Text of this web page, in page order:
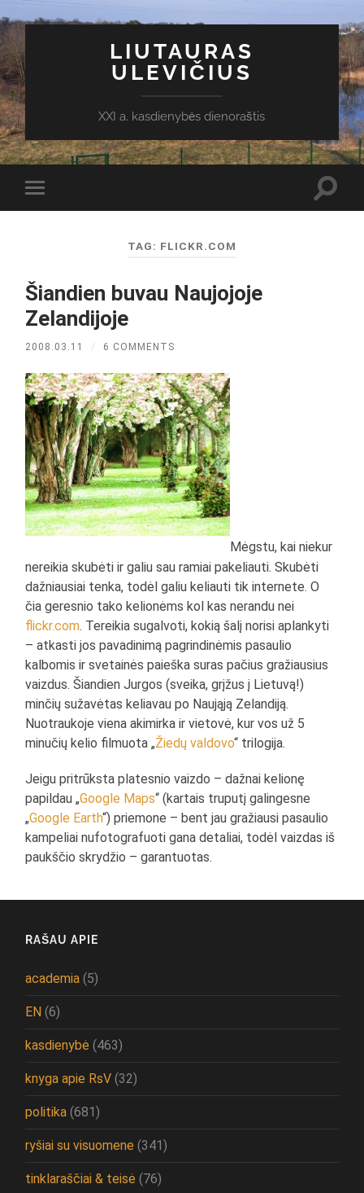
LIUTAURAS
ULEVIČIUS
XXI a. kasdienybės dienoraštis
Toggle
mobile
TAG: FLICKR.COM
Šiandien buvau Naujojoje
Zelandijoje
2008.03.11 / 6 COMMENTS
Mėgstu, kai niekur
nereikia skubėti ir galiu sau ramiai pakeliauti. Skubėti
dažniausiai tenka, todėl galiu keliauti tik internete. O
čia geresnio tako kelionėms kol kas nerandu nei
flickr.com. Tereikia sugalvoti, kokią šalį norisi aplankyti
– atkasti jos pavadinimą pagrindinėmis pasaulio
kalbomis ir svetainės paieška suras pačius gražiausius
vaizdus. Šiandien Jurgos (sveika, grįžus į Lietuvą!)
minčių sužavėtas keliavau po Naująją Zelandiją.
Nuotraukoje viena akimirka ir vietovė, kur vos už 5
minučių kelio filmuota „Žiedų valdovo“ trilogija.
Jeigu pritrūksta platesnio vaizdo – dažnai kelionę
papildau „Google Maps“ (kartais truputį galingesne
„Google Earth“) priemone – bent jau gražiausi pasaulio
kampeliai nufotografuoti gana detaliai, todėl vaizdas iš
paukščio skrydžio – garantuotas.
RAŠAU APIE
academia (5)
EN (6)
kasdienybė (463)
knyga apie RsV (32)
politika (681)
ryšiai su visuomene (341)
tinklaraščiai & teisė (76)